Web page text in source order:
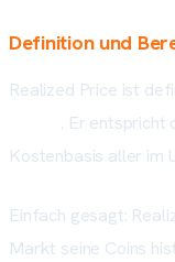
Definition und
Realized Price ist
. Er entspricht
Kostenbasis aller im
Einfach gesagt:
Markt seine Coins